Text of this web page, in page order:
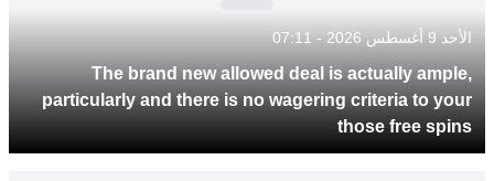
الأحد 9 أغسطس 2026 - 07:11
The brand new allowed deal is actually ample,
particularly and there is no wagering criteria to your
those free spins